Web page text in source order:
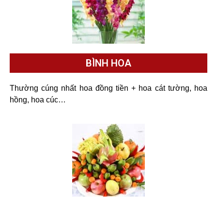
BÌNH HOA
Thường cúng nhất hoa đồng tiền + hoa cát tường, hoa
hồng, hoa cúc…